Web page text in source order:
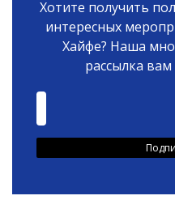
Хотите получить
интересных
Хайфе? Наша
рассылка